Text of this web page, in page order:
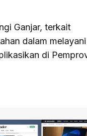
Ganjar, terkait
dalam melayani
di